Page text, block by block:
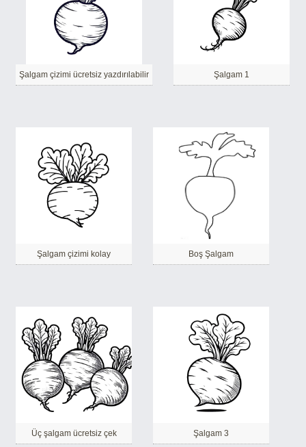
Şalgam çizimi ücretsiz yazdırılabilir Şalgam 1
Şalgam çizimi kolay Boş Şalgam
Üç şalgam ücretsiz çek Şalgam 3